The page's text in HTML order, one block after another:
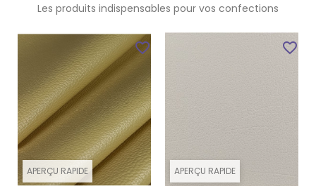
Les produits indispensables pour vos confections
APERÇU RAPIDE
favorite_border
APERÇU RAPIDE
favorite_border